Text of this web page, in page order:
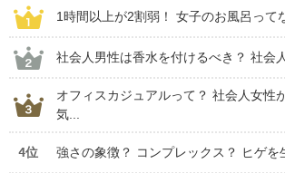
1時間以上が2割弱！ 女子のお風呂って
社会人男性は香水を付けるべき？ 社会
オフィスカジュアルって？ 社会人女性
気...
4位 強さの象徴？ コンプレックス？ ヒゲを